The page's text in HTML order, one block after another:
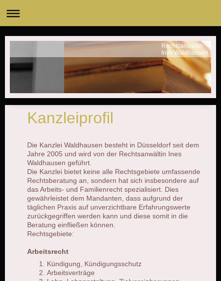
Rechtsanwaltin
Ines Waldhausen
Kanzleiprofil
Die Kanzlei Waldhausen besteht in Düsseldorf seit dem
Jahre 2005 und wird von der Rechtsanwältin Ines
Waldhausen geführt.
Die Kanzlei bietet keine alle Rechtsgebiete umfassende
Rechtsberatung an, sondern hat sich insbesondere auf
das Arbeits- und Familienrecht spezialisiert. Dies
gewährleistet dem Mandanten, dass aufgrund der
täglichen Praxis auf unverzichtbare Erfahrungswerte
zurückgegriffen werden kann und diese somit in die
Beratung einfließen können.
Rechtsgebiete:
Arbeitsrecht
Kündigung, Kündigungsschutz
Arbeitsverträge